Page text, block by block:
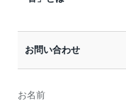
お問い合わせ
お名前